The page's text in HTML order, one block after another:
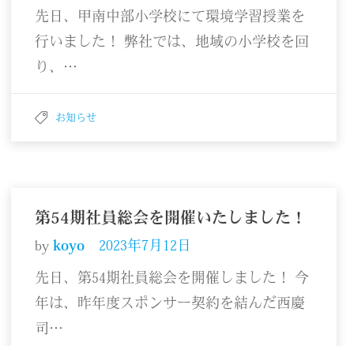
先日、甲南中部小学校にて環境学習授業を
行いました！ 弊社では、地域の小学校を回
り、…
お知らせ
第54期社員総会を開催いたしました！
by koyo 2023年7月12日
先日、第54期社員総会を開催しました！ 今
年は、昨年度スポンサー契約を結んだ西慶
司…